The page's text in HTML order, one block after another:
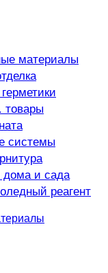
материалы
товары
системы
и сада
реагент